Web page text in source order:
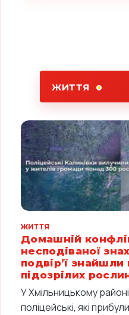
ЖИТТЯ
ЖИТТЯ
Домашній
несподіваної
подвір’ї знайшли
підозрілих
У Хмільницькому
поліцейські, які